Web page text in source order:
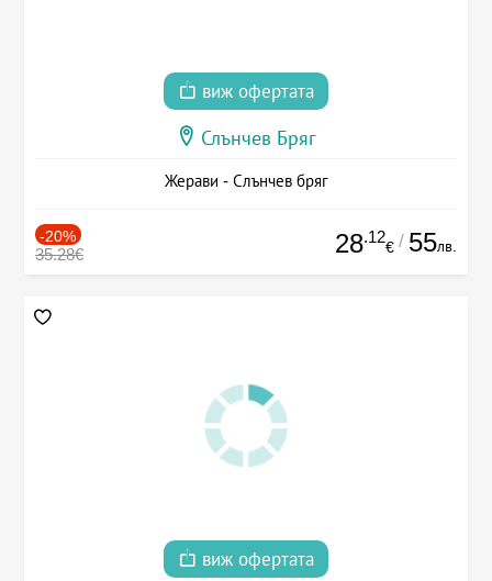
виж офертата
Слънчев Бряг
Жерави - Слънчев бряг
-20%
35.28€ 28.12
€ / 55лв.
виж офертата